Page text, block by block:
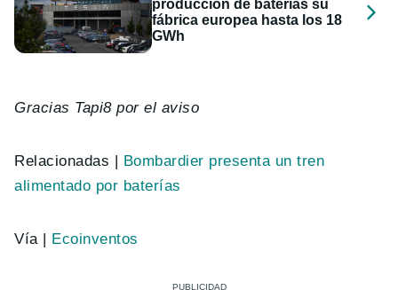
producción de baterías su
fábrica europea hasta los 18
GWh
Gracias Tapi8 por el aviso
Relacionadas |
Bombardier presenta un tren
alimentado por baterías
Vía | Ecoinventos